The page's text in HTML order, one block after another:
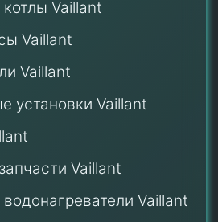
Vaillant
Vaillant
Vaillant
установки Vaillant
Vaillant
Vaillant